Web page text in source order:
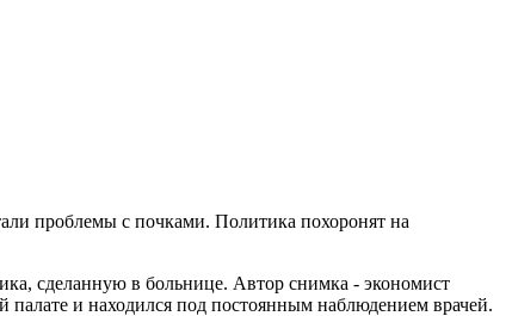
проблемы с почками. Политика похоронят на
сделанную в больнице. Автор снимка - экономист
палате и находился под постоянным наблюдением врачей.